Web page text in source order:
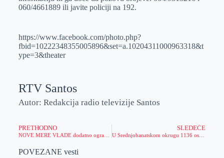
p
060/4661889 ili javite policiji na 192.
https://www.facebook.com/photo.php?
fbid=10222348355005896&set=a.10204311000963318&t
ype=3&theater
RTV Santos
Autor: Redakcija radio televizije Santos
PRETHODNO
NOVE MERE VLADE dodatno ograničavaju ljude!
SLEDEĆE
POVEZANE vesti